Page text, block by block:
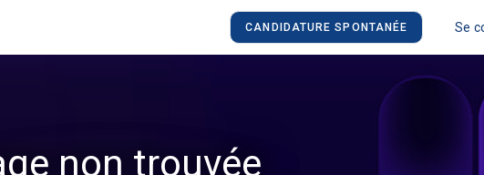
CANDIDATURE SPONTANÉE Se
non trouvée